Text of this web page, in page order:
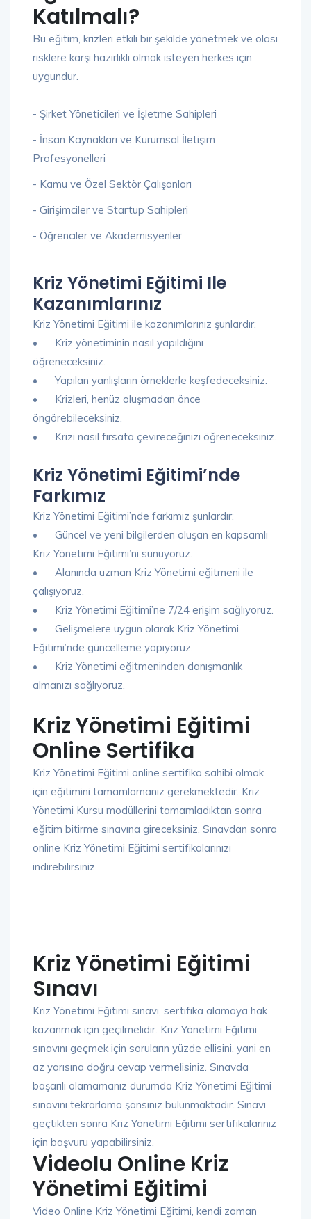
Katılmalı?
Bu eğitim, krizleri etkili bir şekilde yönetmek ve olası
risklere karşı hazırlıklı olmak isteyen herkes için
uygundur.
- Şirket Yöneticileri ve İşletme Sahipleri
- İnsan Kaynakları ve Kurumsal İletişim
Profesyonelleri
- Kamu ve Özel Sektör Çalışanları
- Girişimciler ve Startup Sahipleri
- Öğrenciler ve Akademisyenler
Kriz Yönetimi Eğitimi Ile
Kazanımlarınız
Kriz Yönetimi Eğitimi ile kazanımlarınız şunlardır:
•
Kriz yönetiminin nasıl yapıldığını
öğreneceksiniz.
•
Yapılan yanlışların örneklerle keşfedeceksiniz.
•
Krizleri, henüz oluşmadan önce
öngörebileceksiniz.
•
Krizi nasıl fırsata çevireceğinizi öğreneceksiniz.
Kriz Yönetimi Eğitimi’nde
Farkımız
Kriz Yönetimi Eğitimi’nde farkımız şunlardır:
•
Güncel ve yeni bilgilerden oluşan en kapsamlı
Kriz Yönetimi Eğitimi’ni sunuyoruz.
•
Alanında uzman Kriz Yönetimi eğitmeni ile
çalışıyoruz.
•
Kriz Yönetimi Eğitimi’ne 7/24 erişim sağlıyoruz.
•
Gelişmelere uygun olarak Kriz Yönetimi
Eğitimi’nde güncelleme yapıyoruz.
•
Kriz Yönetimi eğitmeninden danışmanlık
almanızı sağlıyoruz.
Kriz Yönetimi Eğitimi
Online Sertifika
Kriz Yönetimi Eğitimi online sertifika sahibi olmak
için eğitimini tamamlamanız gerekmektedir. Kriz
Yönetimi Kursu modüllerini tamamladıktan sonra
eğitim bitirme sınavına gireceksiniz. Sınavdan sonra
online Kriz Yönetimi Eğitimi sertifikalarınızı
indirebilirsiniz.
Kriz Yönetimi Eğitimi
Sınavı
Kriz Yönetimi Eğitimi sınavı, sertifika alamaya hak
kazanmak için geçilmelidir. Kriz Yönetimi Eğitimi
sınavını geçmek için soruların yüzde ellisini, yani en
az yarısına doğru cevap vermelisiniz. Sınavda
başarılı olamamanız durumda Kriz Yönetimi Eğitimi
sınavını tekrarlama şansınız bulunmaktadır. Sınavı
geçtikten sonra Kriz Yönetimi Eğitimi sertifikalarınız
için başvuru yapabilirsiniz.
Videolu Online Kriz
Yönetimi Eğitimi
Video Online Kriz Yönetimi Eğitimi, kendi zaman